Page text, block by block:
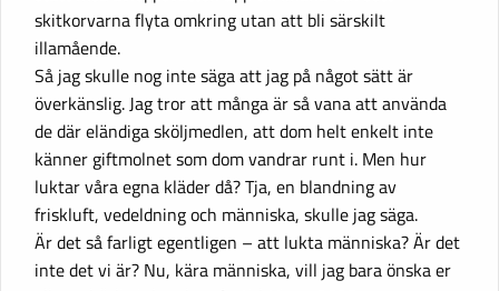
skitkorvarna flyta omkring utan att bli särskilt
illamående.
Så jag skulle nog inte säga att jag på något sätt är
överkänslig. Jag tror att många är så vana att använda
de där eländiga sköljmedlen, att dom helt enkelt inte
känner giftmolnet som dom vandrar runt i. Men hur
luktar våra egna kläder då? Tja, en blandning av
friskluft, vedeldning och människa, skulle jag säga.
Är det så farligt egentligen – att lukta människa? Är det
inte det vi är? Nu, kära människa, vill jag bara önska er